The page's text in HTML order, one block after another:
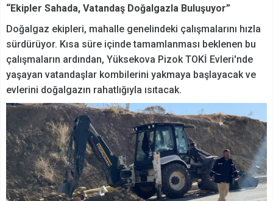
“Ekipler Sahada, Vatandaş Doğalgazla Buluşuyor”
Doğalgaz ekipleri, mahalle genelindeki çalışmalarını hızla
sürdürüyor. Kısa süre içinde tamamlanması beklenen bu
çalışmaların ardından, Yüksekova Pizok TOKİ Evleri'nde
yaşayan vatandaşlar kombilerini yakmaya başlayacak ve
evlerini doğalgazın rahatlığıyla ısıtacak.